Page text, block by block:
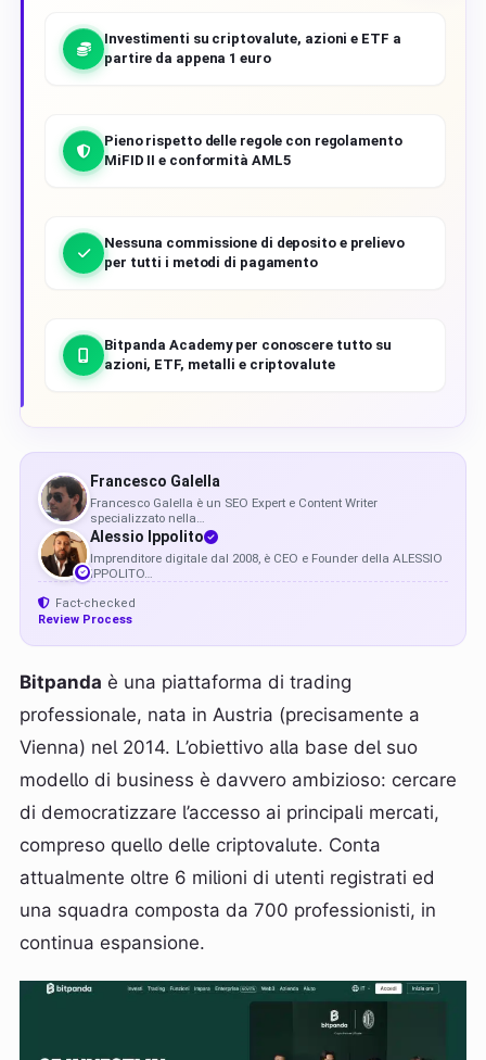
Investimenti su criptovalute, azioni e ETF a
partire da appena 1 euro
Pieno rispetto delle regole con regolamento
MiFID II e conformità AML5
Nessuna commissione di deposito e prelievo
per tutti i metodi di pagamento
Bitpanda Academy per conoscere tutto su
azioni, ETF, metalli e criptovalute
FG Francesco Galella
Francesco Galella è un SEO Expert e Content Writer
specializzato nella…
AI Alessio Ippolito
Imprenditore digitale dal 2008, è CEO e Founder della ALESSIO
IPPOLITO…
Fact-checked
Review Process
Bitpanda è una piattaforma di trading
professionale, nata in Austria (precisamente a
Vienna) nel 2014. L’obiettivo alla base del suo
modello di business è davvero ambizioso: cercare
di democratizzare l’accesso ai principali mercati,
compreso quello delle criptovalute. Conta
attualmente oltre 6 milioni di utenti registrati ed
una squadra composta da 700 professionisti, in
continua espansione.